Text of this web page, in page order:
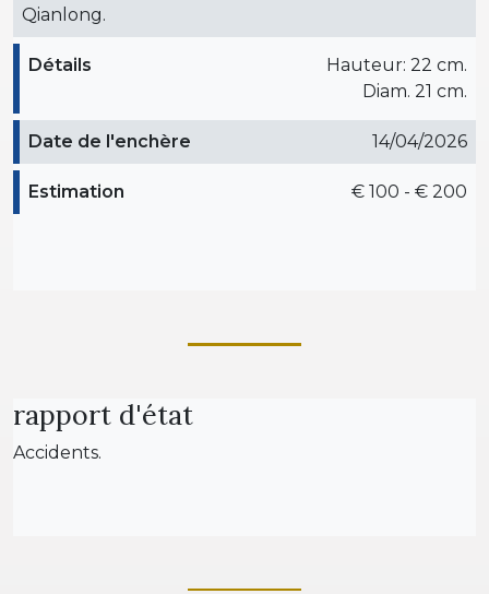
Qianlong.
Détails
Hauteur: 22 cm.
Diam. 21 cm.
Date de l'enchère 14/04/2026
Estimation € 100 - € 200
rapport d'état
Accidents.